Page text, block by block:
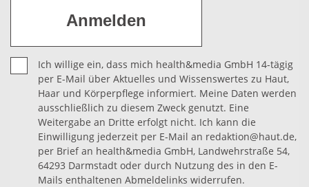
Ich willige ein, dass mich health&media GmbH 14-tägig
per E-Mail über Aktuelles und Wissenswertes zu Haut,
Haar und Körperpflege informiert. Meine Daten werden
ausschließlich zu diesem Zweck genutzt. Eine
Weitergabe an Dritte erfolgt nicht. Ich kann die
Einwilligung jederzeit per E-Mail an redaktion@haut.de,
per Brief an health&media GmbH, Landwehrstraße 54,
64293 Darmstadt oder durch Nutzung des in den E-
Mails enthaltenen Abmeldelinks widerrufen.